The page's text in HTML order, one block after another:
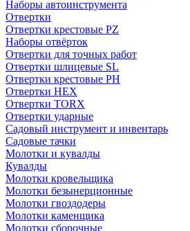
Наборы автоинструмента
Отвертки
Отвертки крестовые PZ
Наборы отвёрток
Отвертки для точных работ
Отвертки шлицевые SL
Отвертки крестовые PH
Отвертки HEX
Отвертки TORX
Отвертки ударные
Садовый инструмент и инвентарь
Садовые тачки
Молотки и кувалды
Кувалды
Молотки кровельщика
Молотки безынерционные
Молотки гвоздодеры
Молотки каменщика
Молотки сборочные